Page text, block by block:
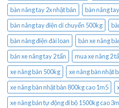
bàn nâng tay 2x nhật bản
bàn nâng
bàn nâng tay điện di chuyển 500kg
bàn nâng điện đài loan
bán xe nâng
bán xe nâng tay 2 tấn
mua xe nâng 2
xe nâng bàn 500kg
xe nâng bàn nhật
xe nâng bàn nhật bản 800kg cao 1m5
xe nâng bán tự động đi bộ 1500kg cao 3m